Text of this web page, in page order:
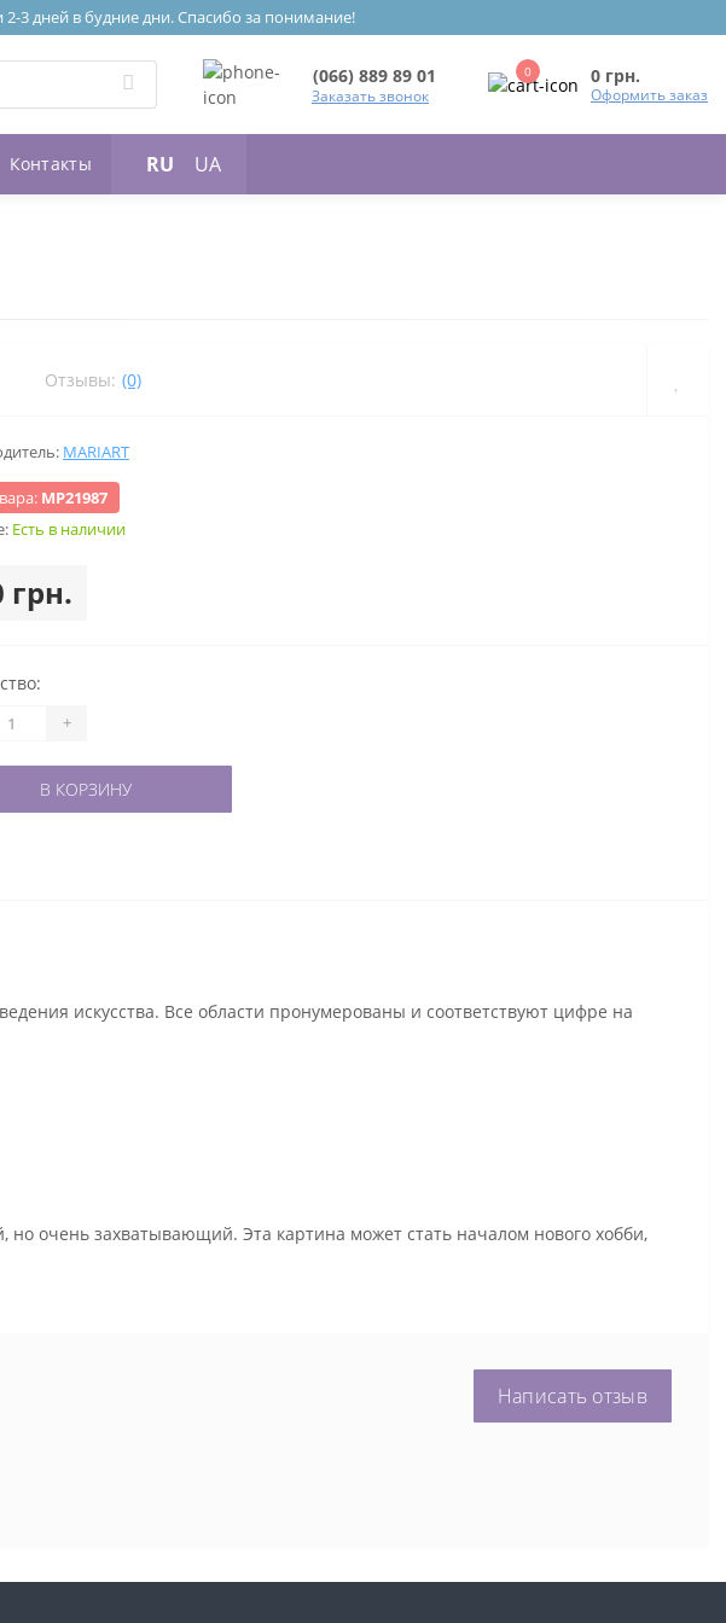
3 дней в будние дни. Спасибо за понимание!
(066) 889 89 01
Заказать звонок
0 0 грн.
Оформить заказ
Контакты RU UA
Отзывы: (0)
MARIART
МР21987
Есть в наличии
грн.
+
В КОРЗИНУ
искусства. Все области пронумерованы и соответствуют цифре на
очень захватывающий. Эта картина может стать началом нового хобби,
Написать отзыв